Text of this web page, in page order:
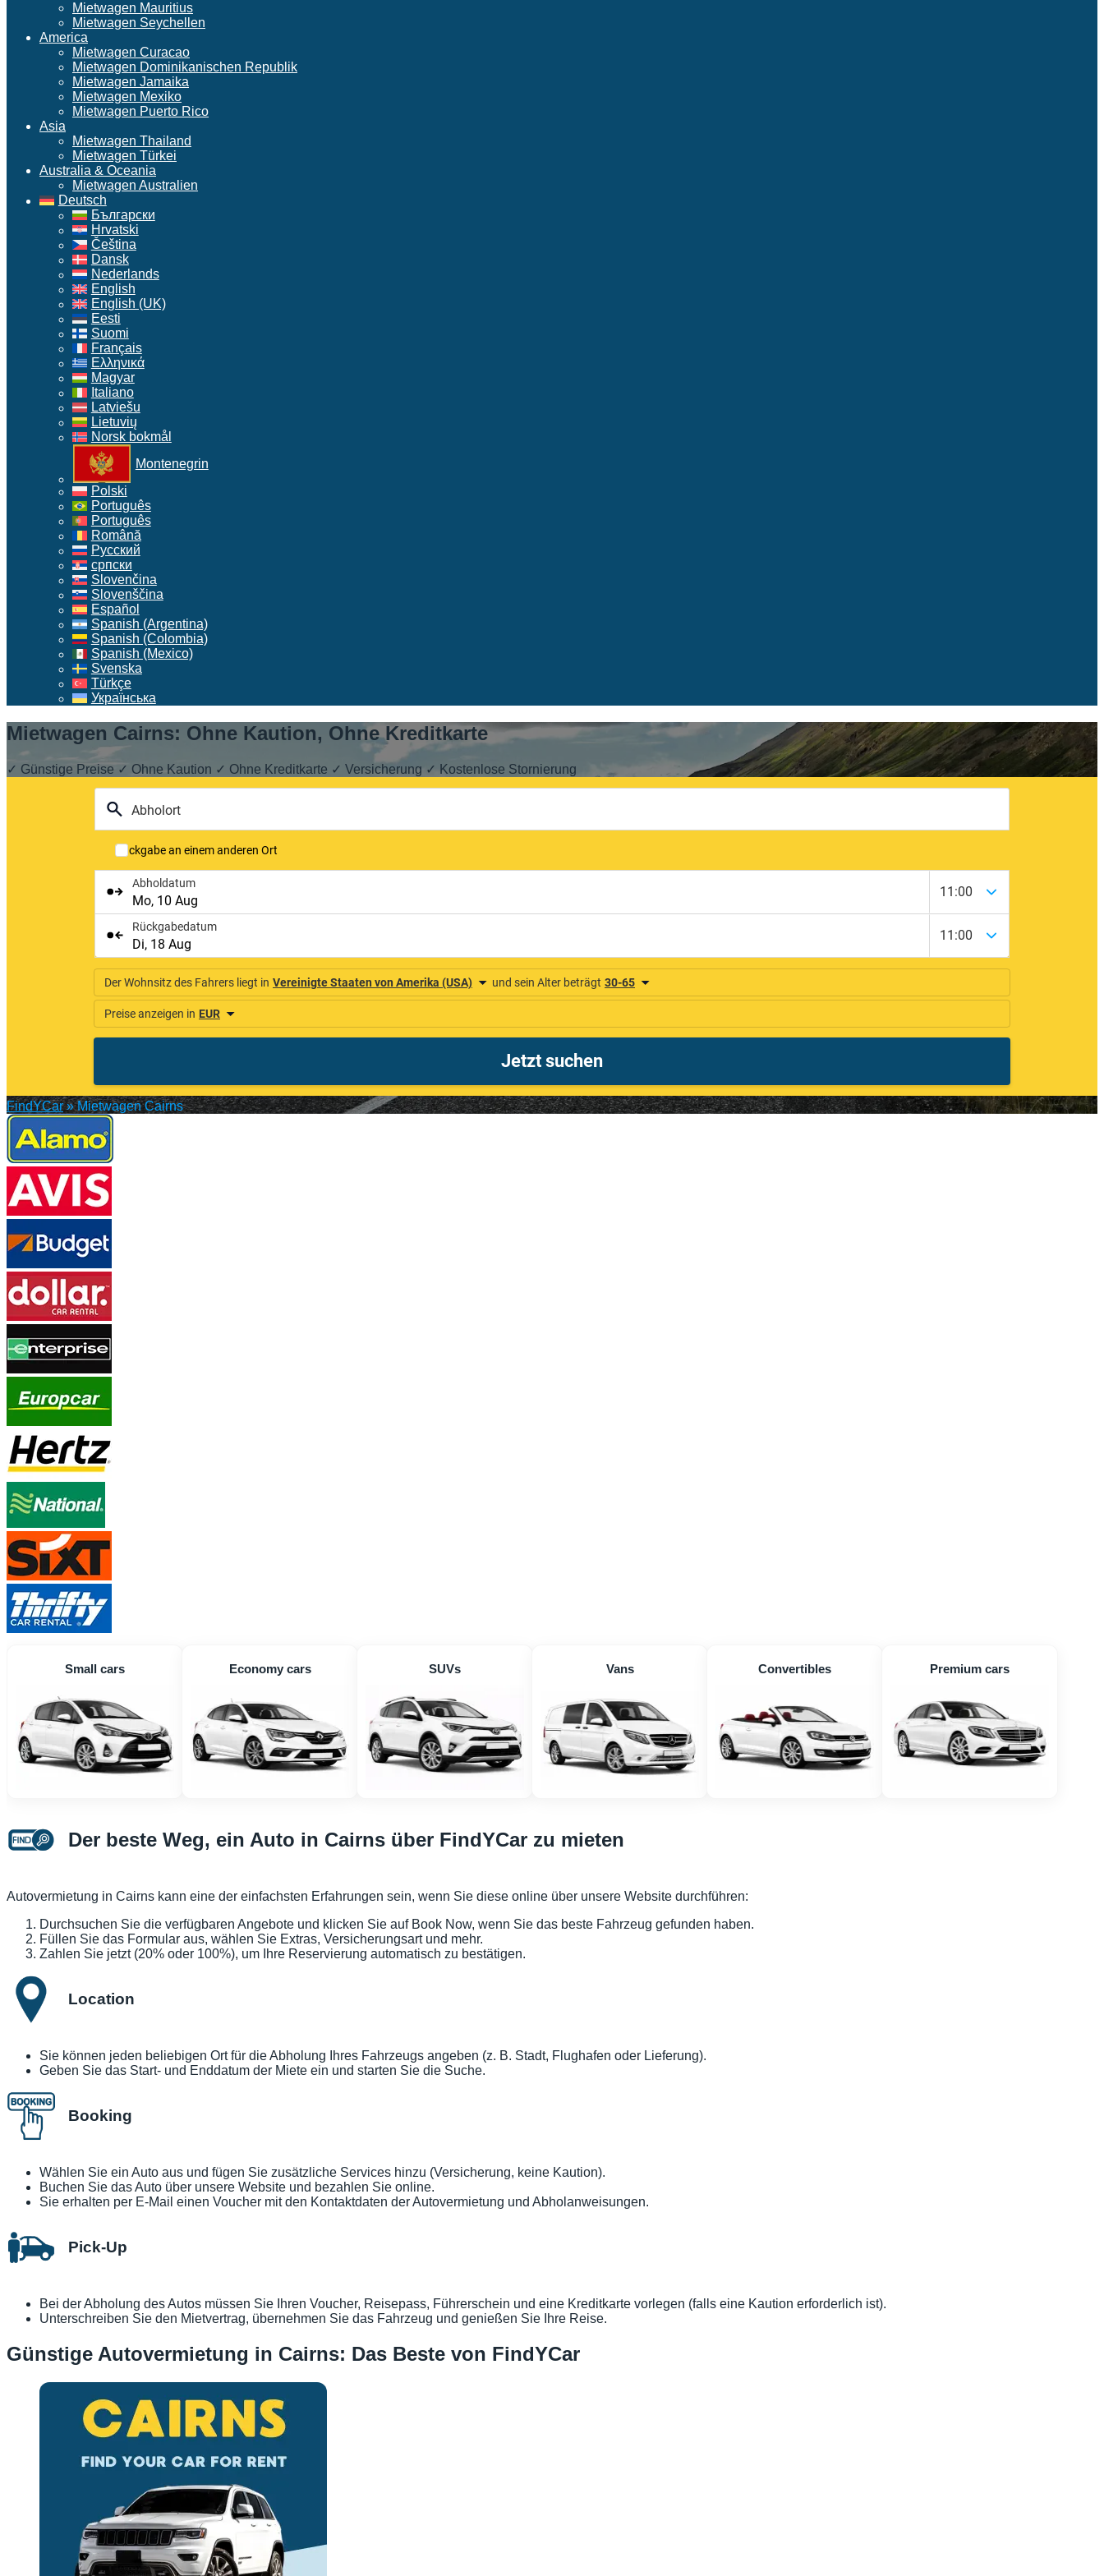
Mietwagen Mauritius
Mietwagen Seychellen
America
Mietwagen Curacao
Mietwagen Dominikanischen Republik
Mietwagen Jamaika
Mietwagen Mexiko
Mietwagen Puerto Rico
Asia
Mietwagen Thailand
Mietwagen Türkei
Australia & Oceania
Mietwagen Australien
Deutsch
Български
Hrvatski
Čeština
Dansk
Nederlands
English
English (UK)
Eesti
Suomi
Français
Ελληνικά
Magyar
Italiano
Latviešu
Lietuvių
Norsk bokmål
Montenegrin
Polski
Português
Português
Română
Русский
српски
Slovenčina
Slovenščina
Español
Spanish (Argentina)
Spanish (Colombia)
Spanish (Mexico)
Svenska
Türkçe
Українська
Mietwagen Cairns: Ohne Kaution, Ohne Kreditkarte
✓ Günstige Preise ✓ Ohne Kaution ✓ Ohne Kreditkarte ✓ Versicherung ✓ Kostenlose Stornierung
FindYCar » Mietwagen Cairns
Small cars Economy cars SUVs Vans Convertibles Premium cars
Der beste Weg, ein Auto in Cairns über FindYCar zu mieten
Autovermietung in Cairns kann eine der einfachsten Erfahrungen sein, wenn Sie diese online über unsere Website durchführen:
Durchsuchen Sie die verfügbaren Angebote und klicken Sie auf Book Now, wenn Sie das beste Fahrzeug gefunden haben.
Füllen Sie das Formular aus, wählen Sie Extras, Versicherungsart und mehr.
Zahlen Sie jetzt (20% oder 100%), um Ihre Reservierung automatisch zu bestätigen.
Location
Sie können jeden beliebigen Ort für die Abholung Ihres Fahrzeugs angeben (z. B. Stadt, Flughafen oder Lieferung).
Geben Sie das Start- und Enddatum der Miete ein und starten Sie die Suche.
Booking
Wählen Sie ein Auto aus und fügen Sie zusätzliche Services hinzu (Versicherung, keine Kaution).
Buchen Sie das Auto über unsere Website und bezahlen Sie online.
Sie erhalten per E-Mail einen Voucher mit den Kontaktdaten der Autovermietung und Abholanweisungen.
Pick-Up
Bei der Abholung des Autos müssen Sie Ihren Voucher, Reisepass, Führerschein und eine Kreditkarte vorlegen (falls eine Kaution erforderlich ist).
Unterschreiben Sie den Mietvertrag, übernehmen Sie das Fahrzeug und genießen Sie Ihre Reise.
Günstige Autovermietung in Cairns: Das Beste von FindYCar